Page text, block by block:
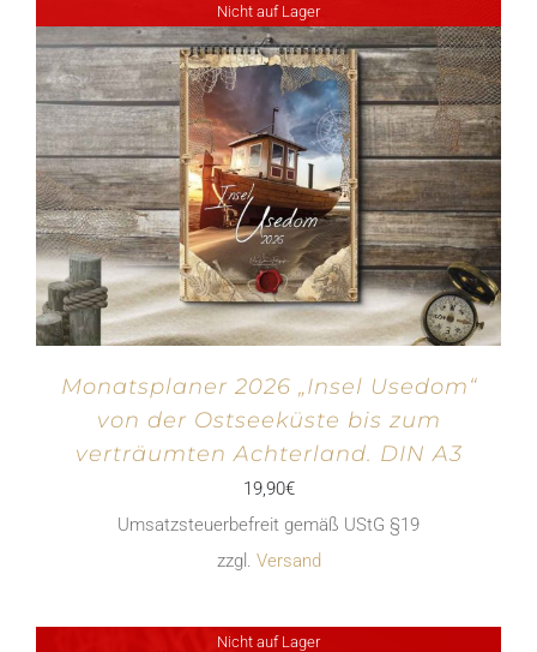
Nicht auf Lager
Monatsplaner 2026 „Insel Usedom“
von der Ostseeküste bis zum
verträumten Achterland. DIN A3
19,90€
Umsatzsteuerbefreit gemäß UStG §19
zzgl. Versand
Nicht auf Lager